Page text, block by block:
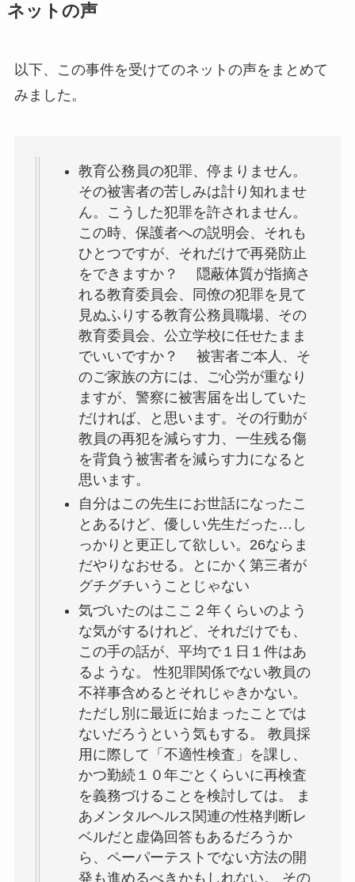
ネットの声
以下、この事件を受けてのネットの声をまとめて
みました。
教育公務員の犯罪、停まりません。
その被害者の苦しみは計り知れませ
ん。こうした犯罪を許されません。
この時、保護者への説明会、それも
ひとつですが、それだけで再発防止
をできますか？ 隠蔽体質が指摘さ
れる教育委員会、同僚の犯罪を見て
見ぬふりする教育公務員職場、その
教育委員会、公立学校に任せたまま
でいいですか？ 被害者ご本人、そ
のご家族の方には、ご心労が重なり
ますが、警察に被害届を出していた
だければ、と思います。その行動が
教員の再犯を減らす力、一生残る傷
を背負う被害者を減らす力になると
思います。
自分はこの先生にお世話になったこ
とあるけど、優しい先生だった…し
っかりと更正して欲しい。26ならま
だやりなおせる。とにかく第三者が
グチグチいうことじゃない
気づいたのはここ２年くらいのよう
な気がするけれど、それだけでも、
この手の話が、平均で１日１件はあ
るような。 性犯罪関係でない教員の
不祥事含めるとそれじゃきかない。
ただし別に最近に始まったことでは
ないだろうという気もする。 教員採
用に際して「不適性検査」を課し、
かつ勤続１０年ごとくらいに再検査
を義務づけることを検討しては。 ま
あメンタルヘルス関連の性格判断レ
ベルだと虚偽回答もあるだろうか
ら、ペーパーテストでない方法の開
発も進めるべきかもしれない。 その